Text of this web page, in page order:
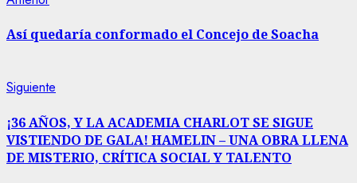
leyendo
Así quedaría conformado el Concejo de Soacha
Siguiente
¡36 AÑOS, Y LA ACADEMIA CHARLOT SE SIGUE
VISTIENDO DE GALA! HAMELIN – UNA OBRA LLENA
DE MISTERIO, CRÍTICA SOCIAL Y TALENTO